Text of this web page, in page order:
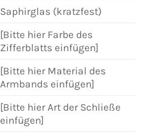
Saphirglas (kratzfest)
[Bitte hier Farbe des
Zifferblatts einfügen]
[Bitte hier Material des
Armbands einfügen]
[Bitte hier Art der Schließe
einfügen]